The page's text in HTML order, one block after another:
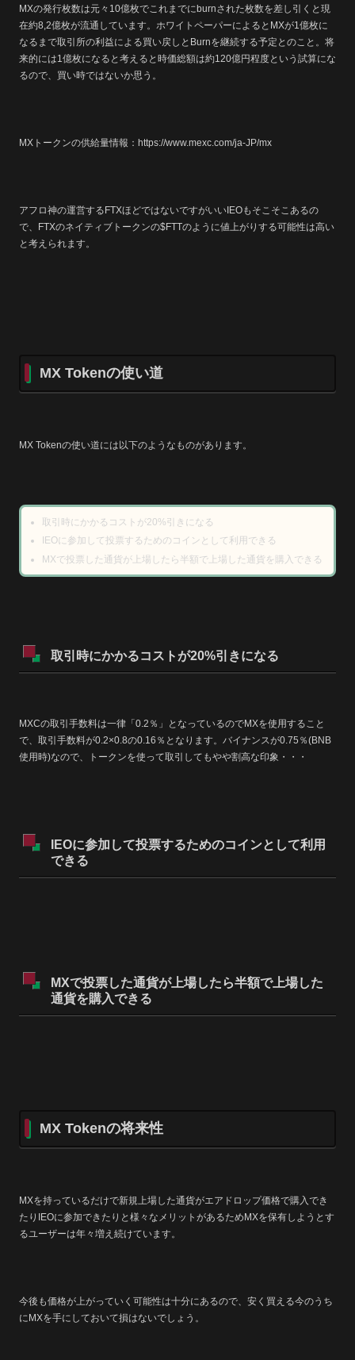
MXの発行枚数は元々10億枚でこれまでにburnされた枚数を差し引くと現
在約8,2億枚が流通しています。ホワイトペーパーによるとMXが1億枚に
なるまで取引所の利益による買い戻しとBurnを継続する予定とのこと。将
来的には1億枚になると考えると時価総額は約120億円程度という試算にな
るので、買い時ではないか思う。
MXトークンの供給量情報：https://www.mexc.com/ja-JP/mx
アフロ神の運営するFTXほどではないですがいいIEOもそこそこあるの
で、FTXのネイティブトークンの$FTTのように値上がりする可能性は高い
と考えられます。
MX Tokenの使い道
MX Tokenの使い道には以下のようなものがあります。
取引時にかかるコストが20%引きになる
IEOに参加して投票するためのコインとして利用できる
MXで投票した通貨が上場したら半額で上場した通貨を購入できる
取引時にかかるコストが20%引きになる
MXCの取引手数料は一律「0.2％」となっているのでMXを使用すること
で、取引手数料が0.2×0.8の0.16％となります。バイナンスが0.75％(BNB
使用時)なので、トークンを使って取引してもやや割高な印象・・・
IEOに参加して投票するためのコインとして利用
できる
MXで投票した通貨が上場したら半額で上場した
通貨を購入できる
MX Tokenの将来性
MXを持っているだけで新規上場した通貨がエアドロップ価格で購入でき
たりIEOに参加できたりと様々なメリットがあるため MXを保有しようとす
るユーザーは年々増え続けています。
今後も価格が上がっていく可能性は十分にあるので、安く買える今のうち
にMXを手にしておいて損はないでしょう。